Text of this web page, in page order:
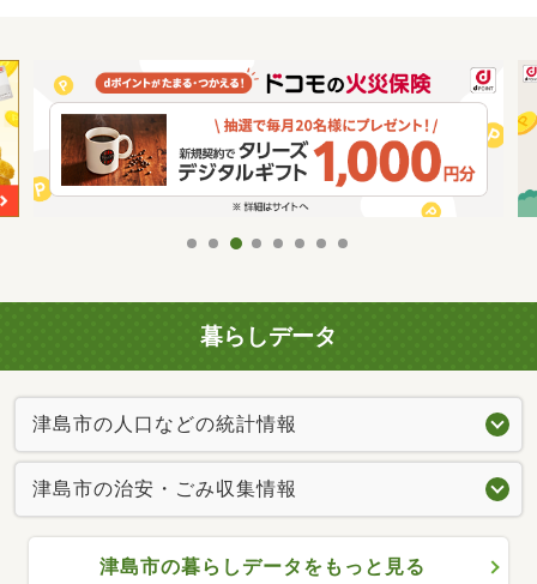
暮らしデータ
津島市の人口などの統計情報
津島市の治安・ごみ収集情報
津島市の暮らしデータをもっと見る